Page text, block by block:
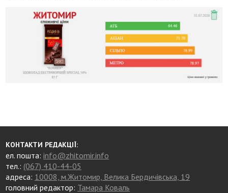
КОНТАКТИ РЕДАКЦІЇ:
ел. пошта:info@zhitomir.info
тел.: (067) 410-44-05
адреса: 10008, м.Житомир, Велика Бердичівська, 19
головний редактор: Тамара Коваль